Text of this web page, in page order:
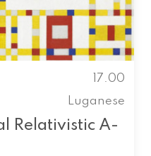
17.00
Luganese
Relativistic A-